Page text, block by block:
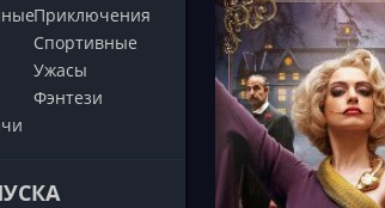
Приключения
Cпортивные
Ужасы
Фэнтези